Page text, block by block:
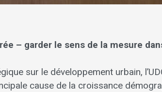
– garder le sens de la mesure
sur le développement urbain,
cause de la croissance